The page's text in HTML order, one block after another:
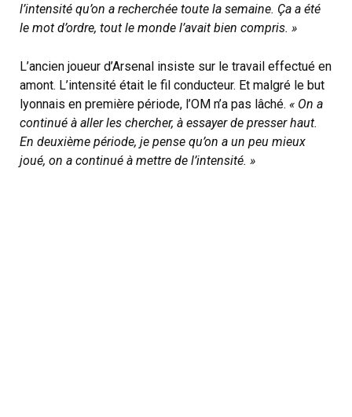
l’intensité qu’on a recherchée toute la semaine. Ça a été
le mot d’ordre, tout le monde l’avait bien compris. »
L’ancien joueur d’Arsenal insiste sur le travail effectué en
amont. L’intensité était le fil conducteur. Et malgré le but
lyonnais en première période, l’OM n’a pas lâché. « On a
continué à aller les chercher, à essayer de presser haut.
En deuxième période, je pense qu’on a un peu mieux
joué, on a continué à mettre de l’intensité. »